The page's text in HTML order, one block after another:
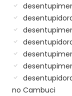
no Cambuci